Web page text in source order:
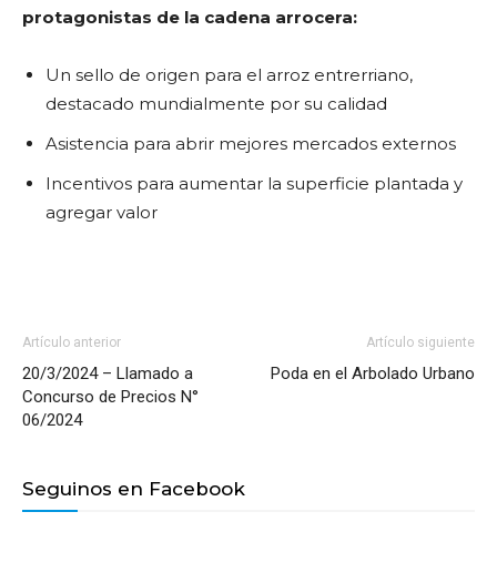
protagonistas de la cadena arrocera:
Un sello de origen para el arroz entrerriano,
destacado mundialmente por su calidad
Asistencia para abrir mejores mercados externos
Incentivos para aumentar la superficie plantada y
agregar valor
Artículo anterior
20/3/2024 – Llamado a
Concurso de Precios N°
06/2024
Artículo siguiente
Poda en el Arbolado Urbano
Seguinos en Facebook